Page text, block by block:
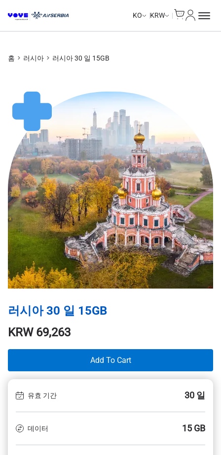
KO KRW
홈 러시아 러시아 30 일 15GB
러시아 30 일 15GB
KRW69,263
Add To Cart
유효 기간 30 일
데이터 15 GB